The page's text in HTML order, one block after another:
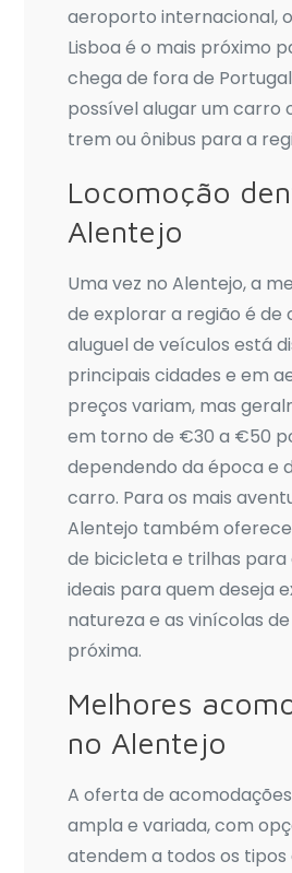
aeroporto internacional,
Lisboa é o mais próximo
chega de fora de
possível alugar um carro
trem ou ônibus para a
Locomoção
Alentejo
Uma vez no Alentejo, a
de explorar a região é de
aluguel de veículos está
principais cidades e em
preços variam, mas
em torno de €30 a €50
dependendo da época e
carro. Para os mais
Alentejo também
de bicicleta e trilhas para
ideais para quem deseja
natureza e as vinícolas
próxima.
Melhores
no Alentejo
A oferta de
ampla e variada, com
atendem a todos os tipos